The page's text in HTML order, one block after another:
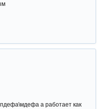
а работает как